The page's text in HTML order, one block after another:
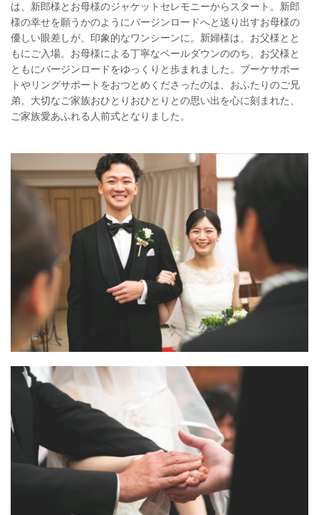
は、新郎様とお母様のジャケットセレモニーからスタート。新郎
様の幸せを願うかのようにバージンロードへと送り出すお母様の
優しい眼差しが、印象的なワンシーンに。新婦様は、お父様とと
もにご入場。お母様による丁寧なベールダウンののち、お父様と
ともにバージンロードをゆっくりと歩まれました。ブーケサポー
トやリングサポートをおつとめくださったのは、おふたりのご兄
弟。大切なご家族おひとりおひとりとの思い出を心に刻まれた、
ご家族愛あふれる人前式となりました。